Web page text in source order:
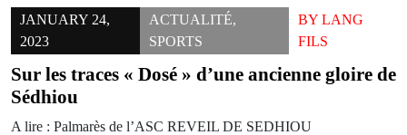
JANUARY 24,
2023
ACTUALITÉ,
SPORTS
BY LANG
FILS
Sur les traces « Dosé » d’une ancienne gloire de
Sédhiou
A lire : Palmarès de l’ASC REVEIL DE SEDHIOU